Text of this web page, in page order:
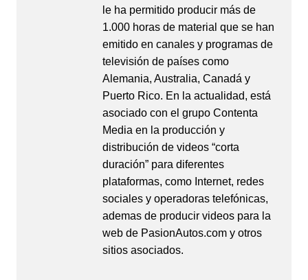
le ha permitido producir más de
1.000 horas de material que se han
emitido en canales y programas de
televisión de países como
Alemania, Australia, Canadá y
Puerto Rico. En la actualidad, está
asociado con el grupo Contenta
Media en la producción y
distribución de videos “corta
duración” para diferentes
plataformas, como Internet, redes
sociales y operadoras telefónicas,
ademas de producir videos para la
web de PasionAutos.com y otros
sitios asociados.